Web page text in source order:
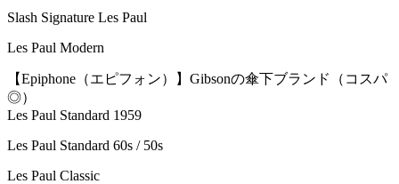
Slash Signature Les Paul
Les Paul Modern
【Epiphone（エピフォン）】Gibsonの傘下ブランド（コスパ
◎）
Les Paul Standard 1959
Les Paul Standard 60s / 50s
Les Paul Classic